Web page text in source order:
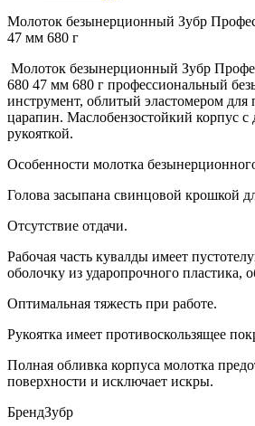
Молоток безынерционный Зубр
47 мм 680 г
Молоток безынерционный Зубр
680 47 мм 680 г профессиональный
инструмент, облитый эластомером для
царапин. Маслобензостойкий корпус с
рукояткой.
Особенности молотка
Голова засыпана свинцовой крошкой
Отсутствие отдачи.
Рабочая часть кувалды имеет
оболочку из ударопрочного пластика,
Оптимальная тяжесть при работе.
Рукоятка имеет противоскользящее
Полная обливка корпуса молотка
поверхности и исключает искры.
БрендЗубр